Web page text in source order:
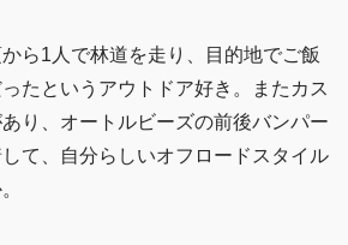
ら1人で林道を走り、目的地でご飯
たというアウトドア好き。またカス
り、オートルビーズの前後バンパー
て、自分らしいオフロードスタイル